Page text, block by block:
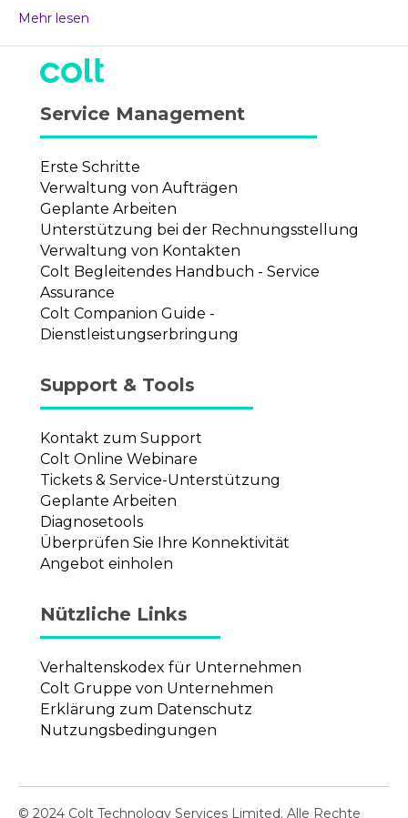
Mehr lesen
Service Management
Erste Schritte
Verwaltung von Aufträgen
Geplante Arbeiten
Unterstützung bei der Rechnungsstellung
Verwaltung von Kontakten
Colt Begleitendes Handbuch - Service
Assurance
Colt Companion Guide -
Dienstleistungserbringung
Support & Tools
Kontakt zum Support
Colt Online Webinare
Tickets & Service-Unterstützung
Geplante Arbeiten
Diagnosetools
Überprüfen Sie Ihre Konnektivität
Angebot einholen
Nützliche Links
Verhaltenskodex für Unternehmen
Colt Gruppe von Unternehmen
Erklärung zum Datenschutz
Nutzungsbedingungen
© 2024 Colt Technology Services Limited. Alle Rechte